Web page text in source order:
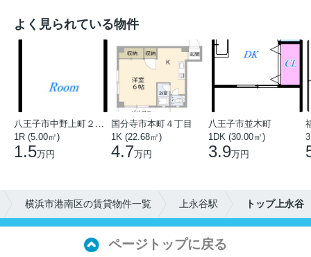
よく見られている物件
1R (5.00㎡)
1.5万円
国分寺市本町４丁目
1K (22.68㎡)
4.7万円
八王子市並木町
1DK (30.00㎡)
3.9万円
横浜市港南区の賃貸物件一覧 上永谷駅 トップ上永谷
ページトップに戻る